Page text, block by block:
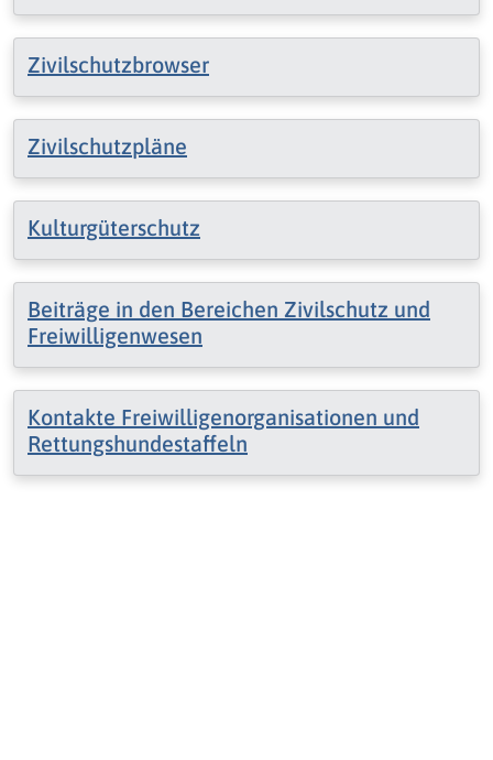
Zivilschutzbrowser
Zivilschutzpläne
Kulturgüterschutz
Beiträge in den Bereichen Zivilschutz und
Freiwilligenwesen
Kontakte Freiwilligenorganisationen und
Rettungshundestaffeln